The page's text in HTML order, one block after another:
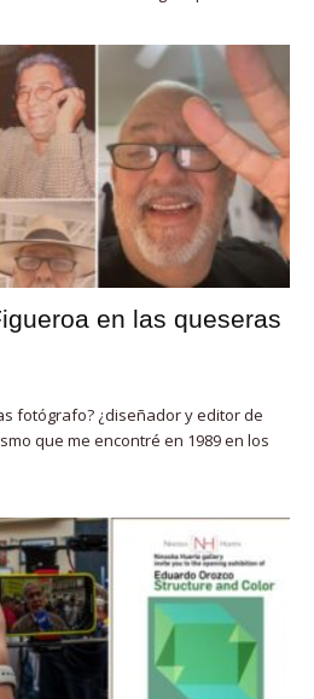
en las queseras
fotógrafo? ¿diseñador y editor de
que me encontré en 1989 en los